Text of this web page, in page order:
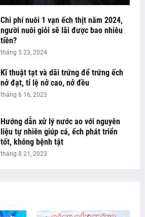
Chi phí nuôi 1 vạn ếch thịt năm 2024,
người nuôi giỏi sẽ lãi được bao nhiêu
tiền?
tháng 5 23, 2024
Kĩ thuật tạt và dãi trứng để trứng ếch
nở đạt, tỉ lệ nở cao, nở đều
tháng 6 16, 2023
Hướng dẫn xử lý nước ao với nguyên
liệu tự nhiên giúp cá, ếch phát triển
tốt, không bệnh tật
tháng 8 21, 2023